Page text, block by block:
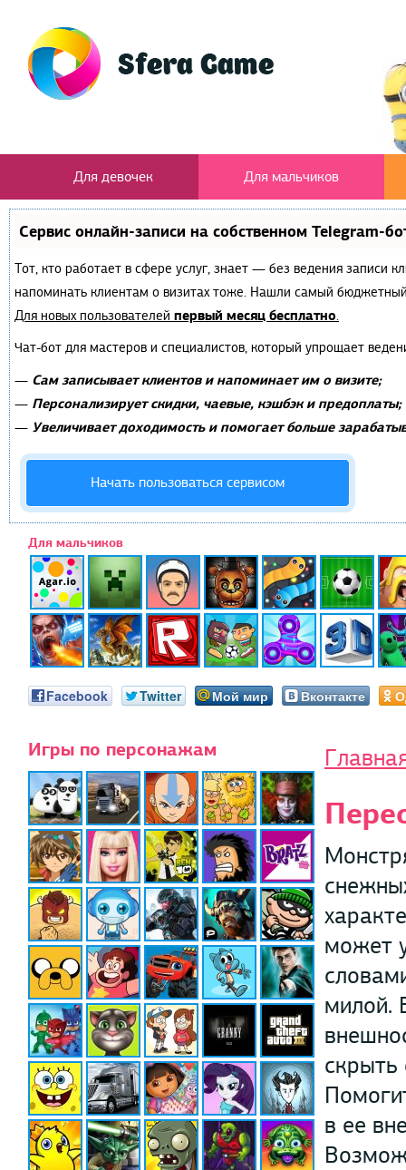
Для девочек Для мальчиков
Сервис онлайн-записи на собственном Telegram-
Тот, кто работает в сфере услуг, знает — без ведения записи
напоминать клиентам о визитах тоже. Нашли самый
Для новых пользователей первый месяц бесплатно.
Чат-бот для мастеров и специалистов, который упрощает
— Сам записывает клиентов и напоминает им о визите;
— Персонализирует скидки, чаевые, кэшбэк и предоплаты;
— Увеличивает доходимость и помогает больше
Начать пользоваться сервисом
Для мальчиков
Facebook Twitter Мой мир Вконтакте
Игры по персонажам
может
милой.
скрыть
в ее